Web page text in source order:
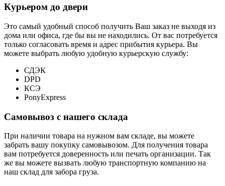
Курьером до двери
Это самый удобный способ получить Ваш заказ не выходя из
дома или офиса, где бы вы не находились. От вас потребуется
только согласовать время и адрес прибытия курьера. Вы
можете выбрать любую удобную курьерскую службу:
СДЭК
DPD
КСЭ
PonyExpress
Самовывоз с нашего склада
При наличии товара на нужном вам складе, вы можете
забрать вашу покупку самовывозом. Для получения товара
вам потребуется доверенность или печать организации. Так
же вы можете вызвать любую транспортную компанию на
наш склад для забора груза.